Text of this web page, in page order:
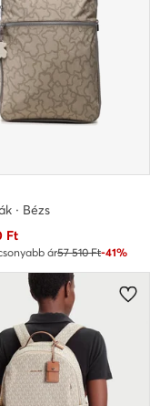
· Bézs
ár
Ft
ár57 510 Ft-41%